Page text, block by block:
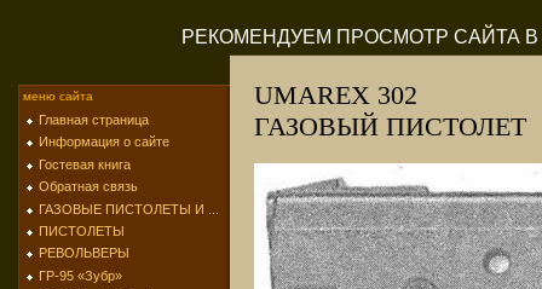
РЕКОМЕНДУЕМ ПРОСМОТР САЙТА В
меню сайта
Главная страница
Информация о сайте
Гостевая книга
Обратная связь
ГАЗОВЫЕ ПИСТОЛЕТЫ И ...
ПИСТОЛЕТЫ
РЕВОЛЬВЕРЫ
ГР-95 «Зубр»
UMAREX 302
ГАЗОВЫЙ ПИСТОЛЕТ